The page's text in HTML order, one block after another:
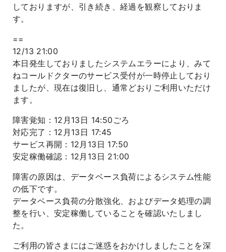
よくあるご質問
しておりますが、引き続き、経過を観察しておりま
す。
==
12/13 21:00
本日発生しておりましたシステムエラーにより、みて
ねコールドクターのサービス受付が一時停止しており
ましたが、現在は復旧し、通常どおりご利用いただけ
ます。
障害覚知：12月13日 14:50ごろ
対応完了：12月13日 17:45
サービス再開：12月13日 17:50
安定稼働確認：12月13日 21:00
障害の原因は、データベース負荷によるシステム性能
の低下です。
データベース負荷の分散強化、およびデータ処理の調
整を行い、安定稼働していることを確認いたしまし
た。
ご利用の皆さまにはご迷惑をおかけしましたことを深